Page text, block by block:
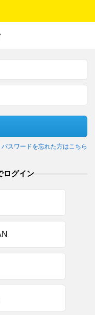
パスワードを忘れた方はこちら
ログイン